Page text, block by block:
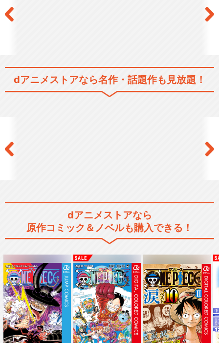
ラブライブ！サンシャイン!!T
ラブライブ！虹ヶ咲学園スク
ールアイドル同好会
ラブライブ！虹ヶ咲学園スク
ールアイドル同好会T…
にじよん あにめーしょん
dアニメストアなら名作・話題作も見放題！
dアニメストアなら
原作コミック＆ノベルも購入できる！